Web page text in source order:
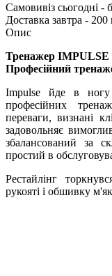
Самовивіз сьогодні -
Доставка завтра - 200
Опис
Тренажер IMPULSE
Професійний
Impulse йде в
професійних
переваги, визнані
задовольняє
збалансований за
простий в
Рестайлінг
рукояті і обшивку